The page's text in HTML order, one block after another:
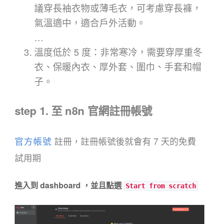
議穿長袖衣物或薄毛衣，可考慮穿長褲，
氣溫適中，適合戶外活動。
…
溫度低於 5 度：非常寒冷，需要穿厚重冬
衣、保暖內衣、厚外套、圍巾、手套和帽
子。
step 1. 至 n8n 官網註冊帳號
官方帳號 註冊，註冊帳號後就會有 7 天的免費
試用期
進入到 dashboard ，並且點選 Start from scratch